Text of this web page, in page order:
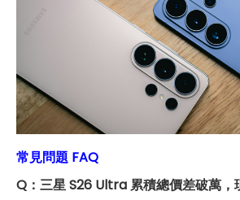
常見問題 FAQ
Q：三星 S26 Ultra 累積總價差破萬，